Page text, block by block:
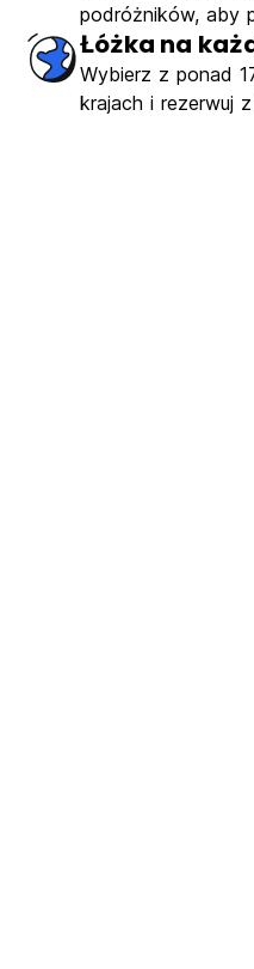
podróżników, aby
Łóżka na
Wybierz z ponad
krajach i rezerwuj